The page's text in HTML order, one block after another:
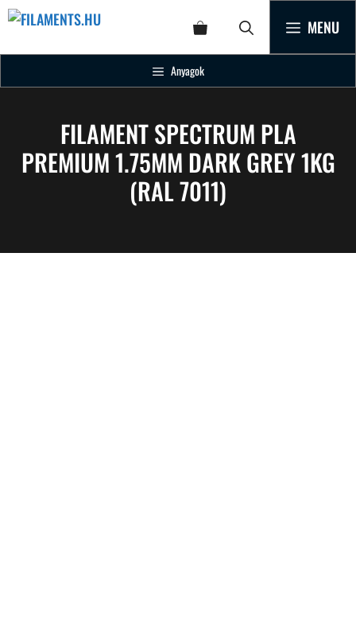
MENU
Anyagok
FILAMENT SPECTRUM PLA
PREMIUM 1.75MM DARK GREY 1KG
(RAL 7011)